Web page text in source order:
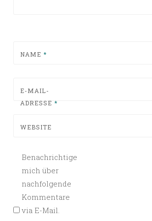
NAME *
E-MAIL-
ADRESSE *
WEBSITE
Benachrichtige
mich über
nachfolgende
Kommentare
via E-Mail.